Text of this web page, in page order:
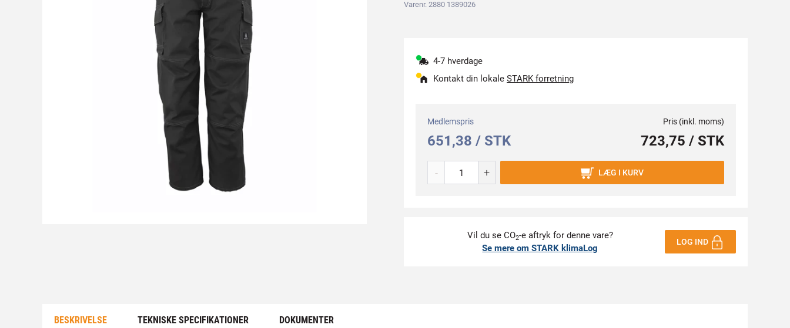
Varenr. 2880 1389026
4-7 hverdage
Kontakt din lokale STARK forretning
Medlemspris
651,38 / STK
Pris (inkl. moms)
723,75 / STK
- + LÆG I KURV
Vil du se CO2-e aftryk for denne vare?
Se mere om STARK klimaLog
LOG IND
BESKRIVELSE TEKNISKE SPECIFIKATIONER DOKUMENTER